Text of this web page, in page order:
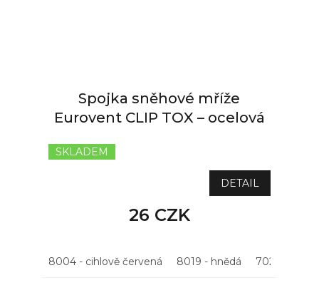
Spojka sněhové mříže
Eurovent CLIP TOX – ocelová
SKLADEM
26 CZK
DETAIL
8004 - cihlově červená 8019 - hnědá 7021 -